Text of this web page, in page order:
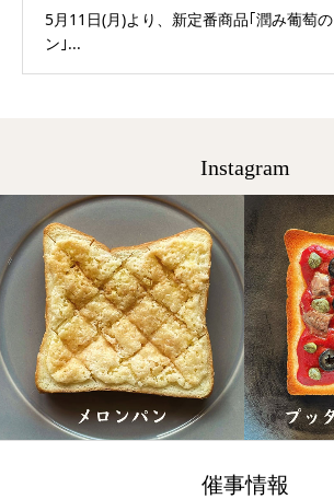
5月11日(月)より、新定番商品｢潤み葡萄
ン｣...
Instagram
催事情報